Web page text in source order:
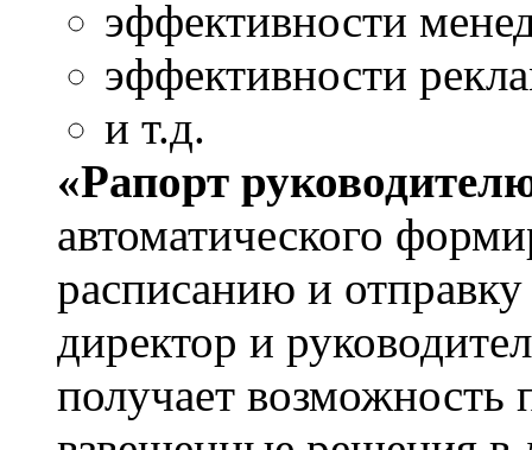
эффективности
эффективности
и т.д.
«Рапорт
автоматического
расписанию и
директор и
получает возможность